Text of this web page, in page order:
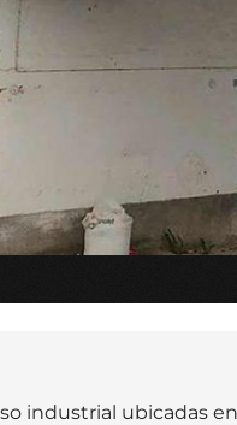
industrial ubicadas